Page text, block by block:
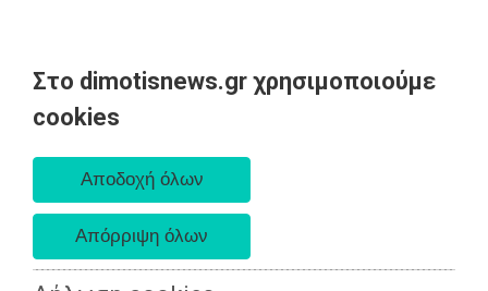
Στο dimotisnews.gr χρησιμοποιούμε
cookies
AΡΧΙΚΗ
ΕΙΔΗΣΕΙΣ
ΠΟΛΙΤΙΚΗ
ΤΟΠΙΚΗ
ΑΥΤΟΔΙΟΙΚΗΣΗ